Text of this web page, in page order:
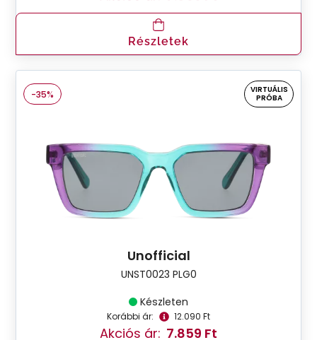
Részletek
-35%
VIRTUÁLIS
PRÓBA
Unofficial
UNST0023 PLG0
Készleten
Korábbi ár: 12.090 Ft
Akciós ár: 7.859 Ft